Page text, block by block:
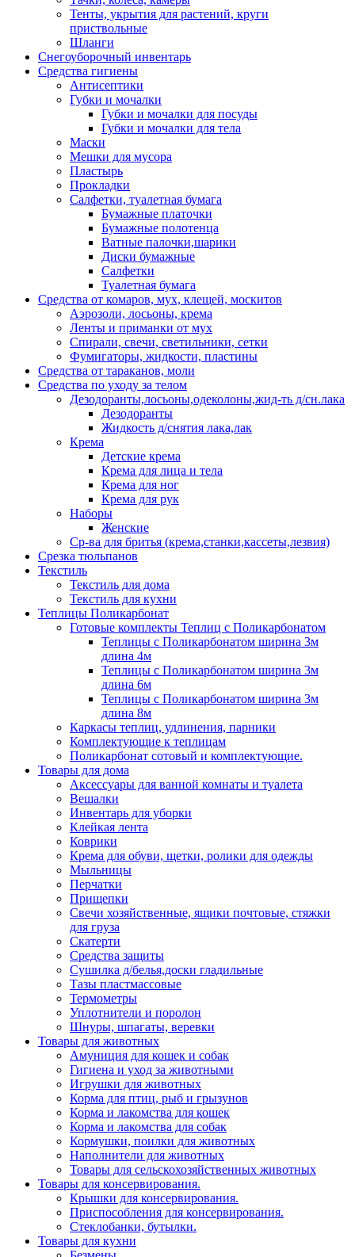
Тенты, укрытия для растений, круги
приствольные
Шланги
Снегоуборочный инвентарь
Средства гигиены
Антисептики
Губки и мочалки
Губки и мочалки для посуды
Губки и мочалки для тела
Маски
Мешки для мусора
Пластырь
Прокладки
Салфетки, туалетная бумага
Бумажные платочки
Бумажные полотенца
Ватные палочки,шарики
Диски бумажные
Салфетки
Туалетная бумага
Средства от комаров, мух, клещей, москитов
Аэрозоли, лосьоны, крема
Ленты и приманки от мух
Спирали, свечи, светильники, сетки
Фумигаторы, жидкости, пластины
Средства от тараканов, моли
Средства по уходу за телом
Дезодоранты,лосьоны,одеколоны,жид-ть д/сн.лака
Дезодоранты
Жидкость д/снятия лака,лак
Крема
Детские крема
Крема для лица и тела
Крема для ног
Крема для рук
Наборы
Женские
Ср-ва для бритья (крема,станки,кассеты,лезвия)
Срезка тюльпанов
Текстиль
Текстиль для дома
Текстиль для кухни
Теплицы Поликарбонат
Готовые комплекты Теплиц с Поликарбонатом
Теплицы с Поликарбонатом ширина 3м
длина 4м
Теплицы с Поликарбонатом ширина 3м
длина 6м
Теплицы с Поликарбонатом ширина 3м
длина 8м
Каркасы теплиц, удлинения, парники
Комплектующие к теплицам
Поликарбонат сотовый и комплектующие.
Товары для дома
Аксессуары для ванной комнаты и туалета
Вешалки
Инвентарь для уборки
Клейкая лента
Коврики
Крема для обуви, щетки, ролики для одежды
Мыльницы
Перчатки
Прищепки
Свечи хозяйственные, ящики почтовые, стяжки
для груза
Скатерти
Средства защиты
Сушилка д/белья,доски гладильные
Тазы пластмассовые
Термометры
Уплотнители и поролон
Шнуры, шпагаты, веревки
Товары для животных
Амуниция для кошек и собак
Гигиена и уход за животными
Игрушки для животных
Корма для птиц, рыб и грызунов
Корма и лакомства для кошек
Корма и лакомства для собак
Кормушки, поилки для животных
Наполнители для животных
Товары для сельскохозяйственных животных
Товары для консервирования.
Крышки для консервирования.
Приспособления для консервирования.
Стеклобанки, бутылки.
Товары для кухни